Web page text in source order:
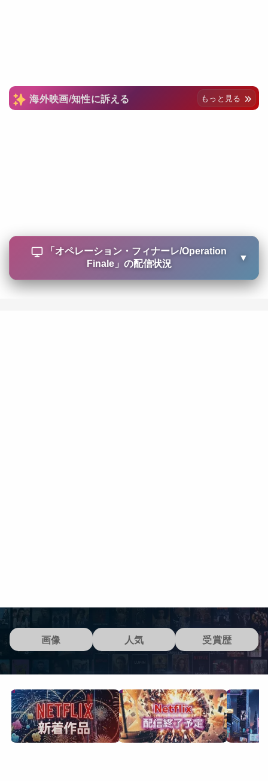
海外映画/知性に訴える もっと見る
「 オペレーション・フィナーレ/Operation
Finale」の配信状況
▼
画像 人気 受賞歴